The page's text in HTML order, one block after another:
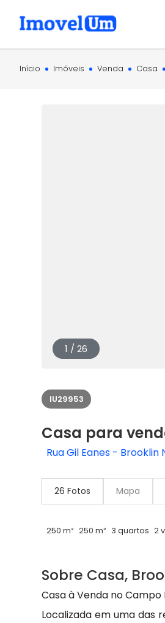
Início Imóveis Venda Casa
1 / 26
IU29953
Casa para
Rua Gil Eanes - Brooklin
26 Fotos Mapa
250 m² 250 m² 3 quartos 2
Sobre Casa,
Casa à Venda no Campo
Localizada em uma das